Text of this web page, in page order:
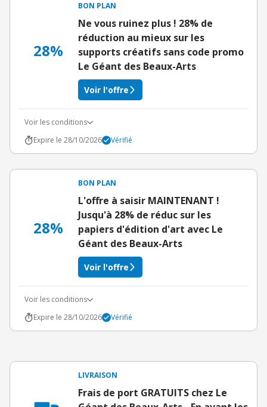
28%
BON PLAN
Ne vous ruinez plus ! 28% de
réduction au mieux sur les
supports créatifs sans code promo
Le Géant des Beaux-Arts
Voir l'offre
Voir les conditions
Expire le 28/10/2026
Vérifié
28%
BON PLAN
L'offre à saisir MAINTENANT !
Jusqu'à 28% de réduc sur les
papiers d'édition d'art avec Le
Géant des Beaux-Arts
Voir l'offre
Voir les conditions
Expire le 28/10/2026
Vérifié
LIVRAISON
Frais de port GRATUITS chez Le